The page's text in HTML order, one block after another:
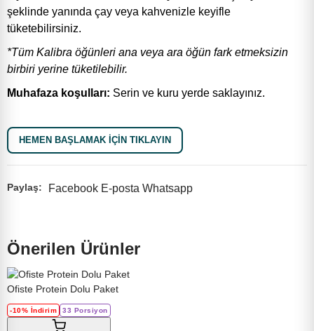
Karbonhidrat (g)
8
4,8
Şeker (g)
Lif (g)
20
12
Protein (g)
Tuz/Sodyum (g)
1,5 0,9
sızma zeytinyağı, %4 susam, yumurta akı tozu, pirinç
kepeği, inülin, modifiye buğday nişastası, emülgatörler
turunçgil lifi, maya, kurutulmuş ekşi maya, kıvam arttırıcı
(keçiboynuzu gamı), tuz, koruyucu (potasyum sorbat),
aroma verici: ekmek aroması.
Alerjan Uyarısı:Eser miktarda süt, sert kabuklu
meyveler, yer fıstığı ve acı bakla içerebilir.
şeklinde yanında çay veya kahvenizle keyifle
tüketebilirsiniz.
*Tüm Kalibra öğünleri ana veya ara öğün fark etmeksizin
birbiri yerine tüketilebilir.
Muhafaza koşulları: Serin ve kuru yerde saklayınız.
HEMEN BAŞLAMAK İÇIN TIKLAYIN
Facebook E-posta Whatsapp
Önerilen Ürünler
Ofiste Protein Dolu Paket
-10% İndirim 33 Porsiyon
Ürünlerimiz
Hazır Paketler
Takviyeleri